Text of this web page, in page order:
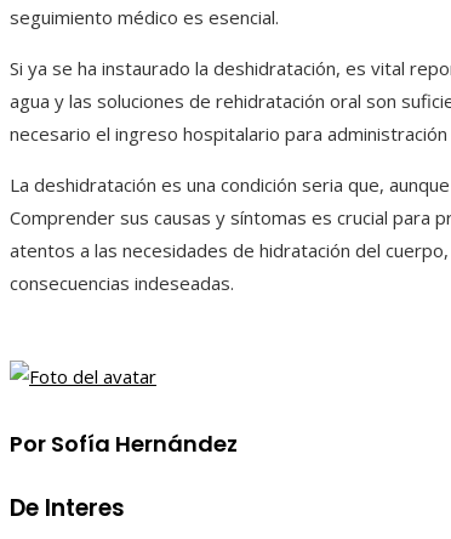
seguimiento médico es esencial.
Si ya se ha instaurado la deshidratación, es vital
agua y las soluciones de rehidratación oral son
necesario el ingreso hospitalario para
La deshidratación es una condición seria que,
Comprender sus causas y síntomas es crucial para
atentos a las necesidades de hidratación del
consecuencias indeseadas.
Por Sofía Hernández
De Interes